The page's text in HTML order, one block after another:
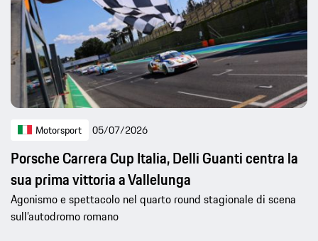
Motorsport 05/07/2026
Porsche Carrera Cup Italia, Delli Guanti centra la
sua prima vittoria a Vallelunga
Agonismo e spettacolo nel quarto round stagionale di scena
sull’autodromo romano